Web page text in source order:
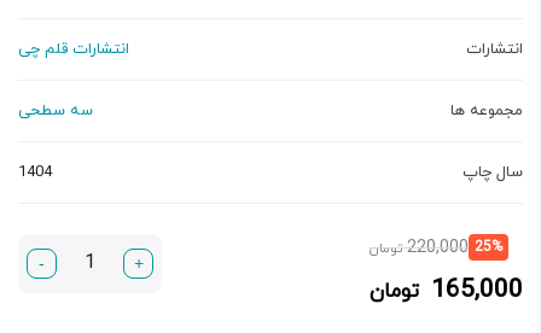
انتشارات انتشارات قلم چی
مجموعه ها سه سطحی
سال چاپ 1404
25%
220,000 تومانقیمت
165,000 تومان
قیمت
165,000 تومان.
+
-